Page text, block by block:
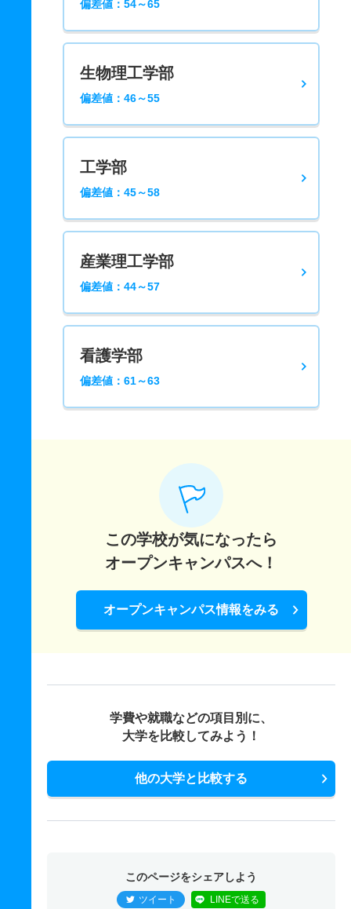
偏差値：54～65
生物理工学部
偏差値：46～55
工学部
偏差値：45～58
産業理工学部
偏差値：44～57
看護学部
偏差値：61～63
この学校が気になったら
オープンキャンパスへ！
オープンキャンパス情報をみる
学費や就職などの項目別に、
大学を比較してみよう！
他の大学と比較する
このページをシェアしよう
ツイート LINEで送る